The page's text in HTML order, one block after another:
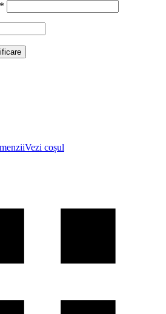
*
Vezi coșul